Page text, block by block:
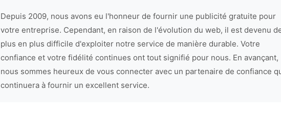
Depuis 2009, nous avons eu l'honneur de fournir une publicité gratuite pour
votre entreprise. Cependant, en raison de l'évolution du web, il est devenu
plus en plus difficile d'exploiter notre service de manière durable. Votre
confiance et votre fidélité continues ont tout signifié pour nous. En avançant,
nous sommes heureux de vous connecter avec un partenaire de confiance
continuera à fournir un excellent service.